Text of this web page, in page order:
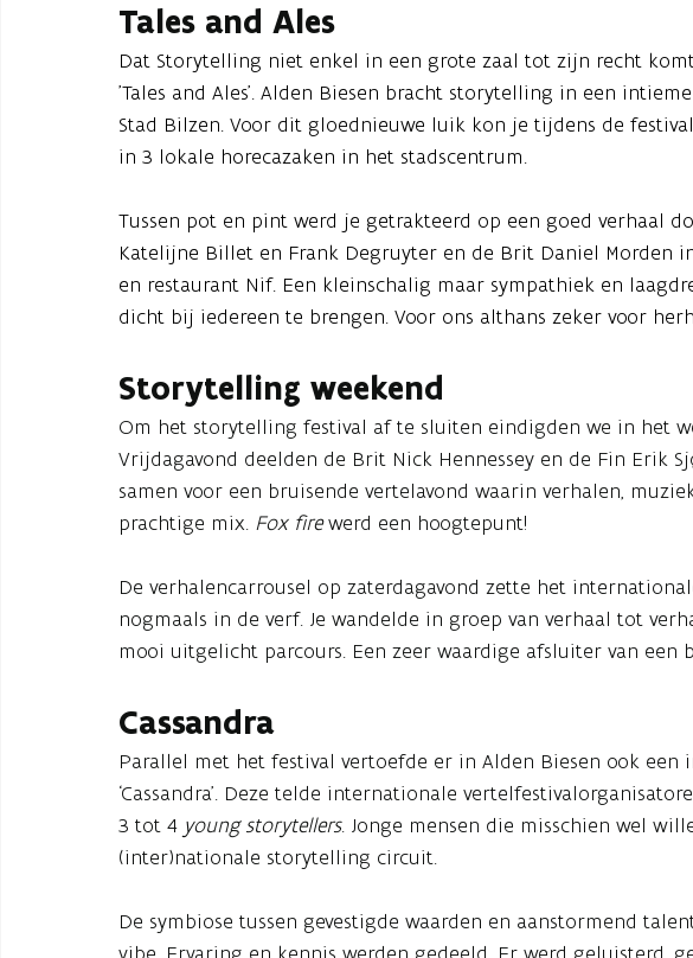
Tales and Ales
Dat Storytelling niet enkel in een grote zaal tot zijn recht
'Tales and Ales'. Alden Biesen bracht storytelling in een
Stad Bilzen. Voor dit gloednieuwe luik kon je tijdens de
in 3 lokale horecazaken in het stadscentrum.
Tussen pot en pint werd je getrakteerd op een goed verhaal
Katelijne Billet en Frank Degruyter en de Brit Daniel Morden
en restaurant Nif. Een kleinschalig maar sympathiek en
dicht bij iedereen te brengen. Voor ons althans zeker voor
Storytelling weekend
Om het storytelling festival af te sluiten eindigden we in het
Vrijdagavond deelden de Brit Nick Hennessey en de Fin Erik
samen voor een bruisende vertelavond waarin verhalen,
prachtige mix. Fox firewerd een hoogtepunt!
De verhalencarrousel op zaterdagavond zette het
nogmaals in de verf. Je wandelde in groep van verhaal tot
mooi uitgelicht parcours. Een zeer waardige afsluiter van een
Cassandra
Parallel met het festival vertoefde er in Alden Biesen ook
‘Cassandra’. Deze telde internationale
3 tot 4 young storytellers. Jonge mensen die misschien wel
(inter)nationale storytelling circuit.
De symbiose tussen gevestigde waarden en aanstormend